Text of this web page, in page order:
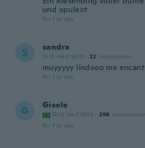
und opulent
för 7 år sen
S sandra
Gick med 2018 · 22 recensioner
muyyyyy lindooo me
för 7 år sen
G Gisele
Gick med 2016 · 298 recensioner
för 7 år sen